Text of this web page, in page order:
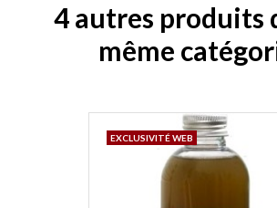
4 autres produits
même
EXCLUSIVITÉ WEB